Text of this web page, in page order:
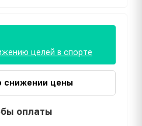
целей в спорте
снижении цены
оплаты